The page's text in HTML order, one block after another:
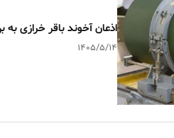
اذعان آخوند باقر خرازی
۱۴۰۵/۵/۱۴